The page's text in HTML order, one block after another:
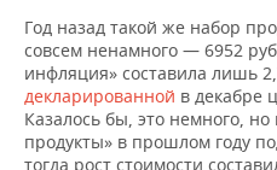
ФИГУРНОЕ КАТАНИЕ
ВОДНЫЕ ВИДЫ СПОРТА
МЕДИЦИНА
ОБРАЗОВАНИЕ
Год назад такой же набор
совсем ненамного — 6952
инфляция» составила лишь
декларированной в декабре
Казалось бы, это немного,
продукты» в прошлом году
тогда рост стоимости